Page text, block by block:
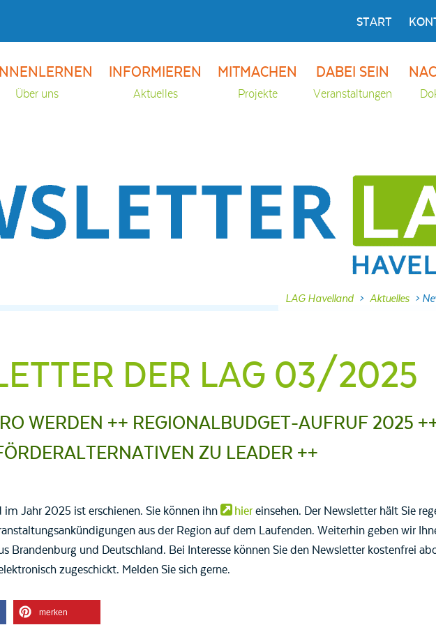
START
Über uns
INFORMIEREN
Aktuelles
MITMACHEN
Projekte
DABEI SEIN
Veranstaltungen
LAG Havelland > Aktuelles >
DER LAG 03/2025
WERDEN ++ REGIONALBUDGET-AUFRUF 2025
ZU LEADER ++
Jahr 2025 ist erschienen. Sie können ihn hiereinsehen. Der Newsletter hält Sie
aus der Region auf dem Laufenden. Weiterhin geben wir
Brandenburg und Deutschland. Bei Interesse können Sie den Newsletter kostenfrei
zugeschickt. Melden Sie sich gerne.
merken